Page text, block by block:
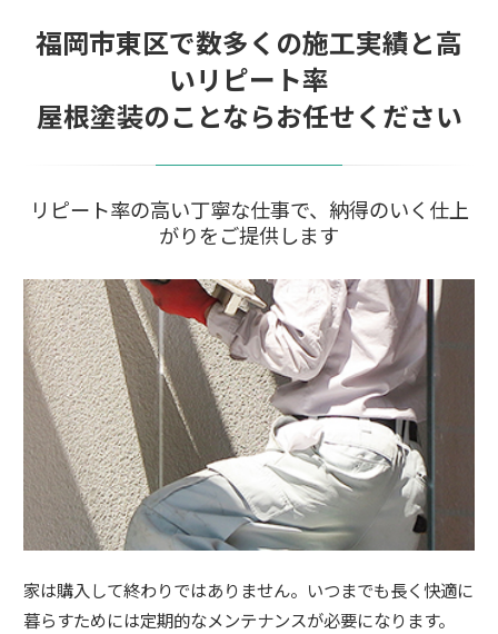
2023/12/02
年末年始休業のお知らせ
2023/03/07
漆喰に新型コロナウィルス感染防止効果があるの
をご存じですか？
福岡市東区で数多くの施工実績と高
いリピート率
屋根塗装のことならお任せください
リピート率の高い丁寧な仕事で、納得のいく仕上
がりをご提供します
家は購入して終わりではありません。いつまでも長く快適に
暮らすためには定期的なメンテナンスが必要になります。